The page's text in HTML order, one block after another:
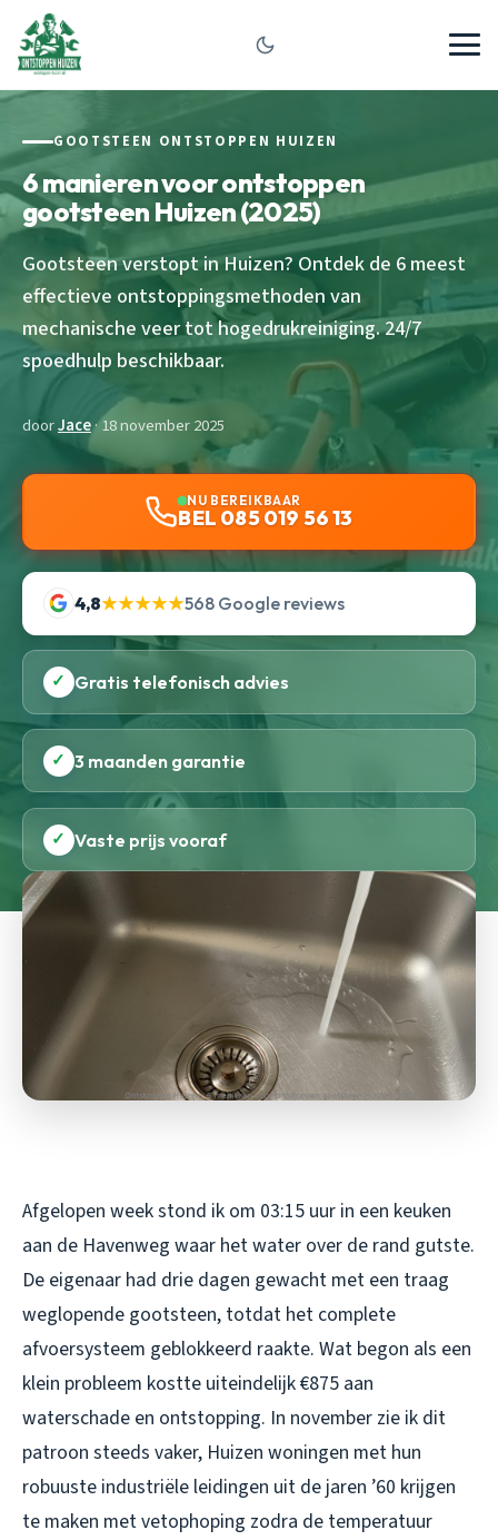
GOOTSTEEN ONTSTOPPEN HUIZEN
6 manieren voor ontstoppen
gootsteen Huizen (2025)
Gootsteen verstopt in Huizen? Ontdek de 6 meest
effectieve ontstoppingsmethoden van
mechanische veer tot hogedrukreiniging. 24/7
spoedhulp beschikbaar.
doorJace· 18 november 2025
NU BEREIKBAAR
BEL 085 019 56 13
4,8★★★★★568 Google reviews
✓ Gratis telefonisch advies
✓ 3 maanden garantie
✓ Vaste prijs vooraf
Afgelopen week stond ik om 03:15 uur in een keuken
aan de Havenweg waar het water over de rand gutste.
De eigenaar had drie dagen gewacht met een traag
weglopende gootsteen, totdat het complete
afvoersysteem geblokkeerd raakte. Wat begon als een
klein probleem kostte uiteindelijk €875 aan
waterschade en ontstopping. In november zie ik dit
patroon steeds vaker, Huizen woningen met hun
robuuste industriële leidingen uit de jaren ’60 krijgen
te maken met vetophoping zodra de temperatuur